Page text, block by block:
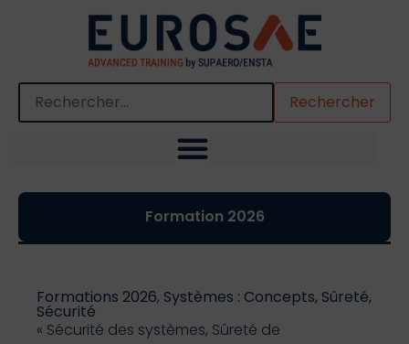
Quand les résultats de l'auto-complétion sont
Formation 2026
Formations 2026, Systèmes : Concepts, Sûreté,
Sécurité
« Sécurité des systèmes, Sûreté de